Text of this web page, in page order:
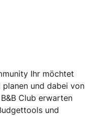
Ihr möchtet
und dabei von
Club erwarten
und